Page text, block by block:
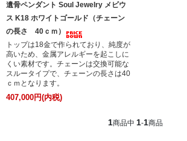
遺骨ペンダント Soul Jewelry メビウ
ス K18 ホワイトゴールド（チェーン
の長さ 40ｃｍ）
トップは18金で作られており、純度が
高いため、金属アレルギーを起こしに
くい素材です。チェーンは交換可能な
スルータイプで、チェーンの長さは40
ｃｍとなります。
407,000円(内税)
1商品中 1-1商品